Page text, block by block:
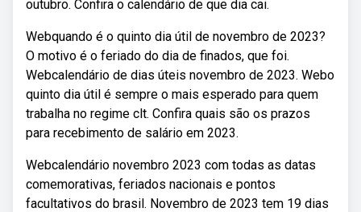
outubro. Confira o calendário de que dia cai.
Webquando é o quinto dia útil de novembro de 2023?
O motivo é o feriado do dia de finados, que foi.
Webcalendário de dias úteis novembro de 2023. Webo
quinto dia útil é sempre o mais esperado para quem
trabalha no regime clt. Confira quais são os prazos
para recebimento de salário em 2023.
Webcalendário novembro 2023 com todas as datas
comemorativas, feriados nacionais e pontos
facultativos do brasil. Novembro de 2023 tem 19 dias